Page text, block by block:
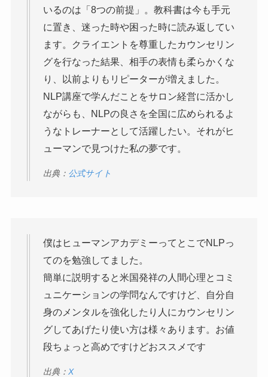
いるのは「8つの前提」。教科書は今も手元
に置き、迷った時や困った時に読み返してい
ます。クライエントを尊重したカウンセリン
グを行なった結果、相手の表情も柔らかくな
り、以前よりもリピーターが増えました。
NLP講座で学んだことをサロン経営に活かし
ながらも、NLPの良さを全国に広められるよ
うなトレーナーとして活躍したい。それがヒ
ューマンで見つけた私の夢です。
出典： 公式サイト
僕はヒューマンアカデミーってとこでNLPっ
てのを勉強してました。
簡単に説明すると米国発祥の人間心理とコミ
ュニケーションの学問なんですけど、自分自
身のメンタルを強化したり人にカウンセリン
グしてあげたり使い方は様々あります。お値
段ちょっと高めですけどおススメです
出典： X